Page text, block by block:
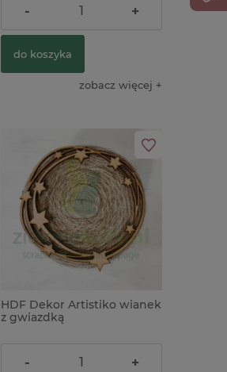
3,90 zł
- +
do koszyka
zobacz więcej
HDF Dekor Artistiko wianek
z gwiazdką
4,90 zł
- +